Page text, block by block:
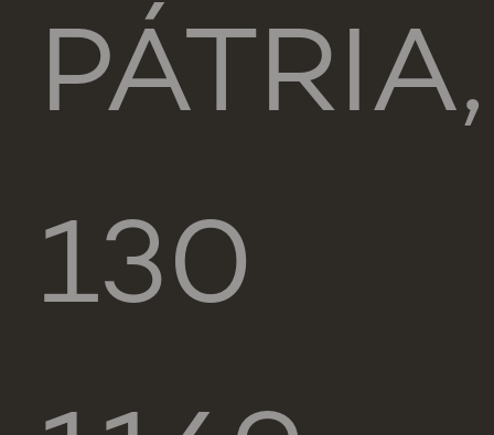
PÁTRIA,
130